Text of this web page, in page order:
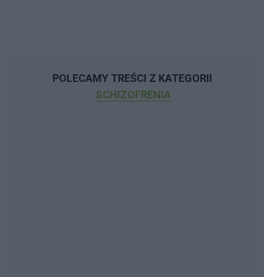
POLECAMY TREŚCI Z KATEGORII
SCHIZOFRENIA